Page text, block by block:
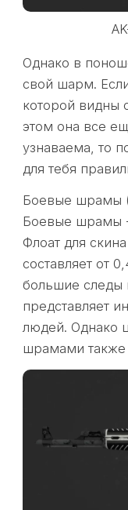
Однако в
свой шарм.
которой видны
этом она все
узнаваема, то
для тебя
Боевые шрамы
Боевые шрамы -
Флоат для
составляет от
большие следы
представляет
людей. Однако
шрамами также